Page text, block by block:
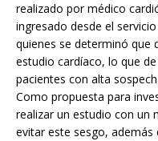
realizado por médico
ingresado desde el
quienes se determinó que
estudio cardíaco, lo que
pacientes con alta
Como propuesta para
realizar un estudio con un
evitar este sesgo,